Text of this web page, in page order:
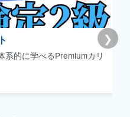
❯
的に学べるPremiumカリ